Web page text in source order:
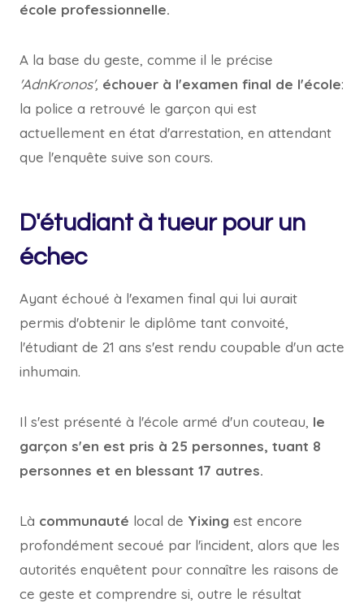
école professionnelle.
A la base du geste, comme il le précise
'AdnKronos', échouer à l'examen final de l'école:
la police a retrouvé le garçon qui est
actuellement en état d'arrestation, en attendant
que l'enquête suive son cours.
D'étudiant à tueur pour un
échec
Ayant échoué à l'examen final qui lui aurait
permis d'obtenir le diplôme tant convoité,
l'étudiant de 21 ans s'est rendu coupable d'un acte
inhumain.
Il s'est présenté à l'école armé d'un couteau, le
garçon s'en est pris à 25 personnes, tuant 8
personnes et en blessant 17 autres.
Là communauté local de Yixing est encore
profondément secoué par l'incident, alors que les
autorités enquêtent pour connaître les raisons de
ce geste et comprendre si, outre le résultat